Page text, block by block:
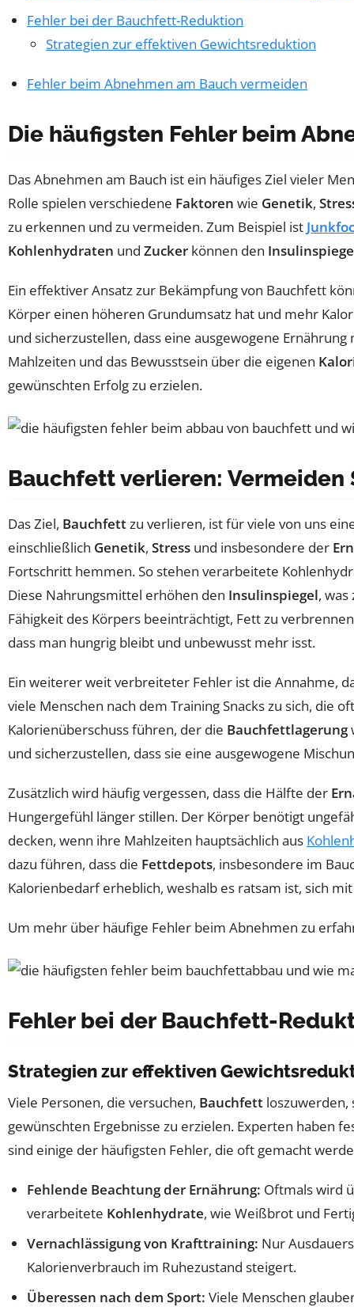
Fehler bei der Bauchfett-Reduktion
Strategien zur effektiven Gewichtsreduktion
Fehler beim Abnehmen am Bauch vermeiden
Die häufigsten Fehler beim
Das Abnehmen am Bauch ist ein häufiges Ziel vieler
Rolle spielen verschiedene Faktoren wie Genetik,
zu erkennen und zu vermeiden. Zum Beispiel ist
Kohlenhydraten und Zucker können den
Ein effektiver Ansatz zur Bekämpfung von Bauchfett
Körper einen höheren Grundumsatz hat und mehr
und sicherzustellen, dass eine ausgewogene
Mahlzeiten und das Bewusstsein über die eigenen
gewünschten Erfolg zu erzielen.
Bauchfett verlieren: Vermeiden
Das Ziel, Bauchfett zu verlieren, ist für viele von uns
einschließlich Genetik, Stress und insbesondere der
Fortschritt hemmen. So stehen verarbeitete
Diese Nahrungsmittel erhöhen den Insulinspiegel,
Fähigkeit des Körpers beeinträchtigt, Fett zu
dass man hungrig bleibt und unbewusst mehr isst.
Ein weiterer weit verbreiteter Fehler ist die Annahme,
viele Menschen nach dem Training Snacks zu sich, die
Kalorienüberschuss führen, der die Bauchfettlagerung
und sicherzustellen, dass sie eine ausgewogene
Zusätzlich wird häufig vergessen, dass die Hälfte der
Hungergefühl länger stillen. Der Körper benötigt
decken, wenn ihre Mahlzeiten hauptsächlich aus
dazu führen, dass die Fettdepots, insbesondere im
Kalorienbedarf erheblich, weshalb es ratsam ist, sich
Um mehr über häufige Fehler beim Abnehmen zu
Fehler bei der Bauchfett-
Strategien zur effektiven
Viele Personen, die versuchen, Bauchfett loszuwerden,
gewünschten Ergebnisse zu erzielen. Experten haben
sind einige der häufigsten Fehler, die oft gemacht
Fehlende Beachtung der Ernährung: Oftmals wird
verarbeitete Kohlenhydrate, wie Weißbrot und
Vernachlässigung von Krafttraining: Nur
Kalorienverbrauch im Ruhezustand steigert.
Überessen nach dem Sport: Viele Menschen